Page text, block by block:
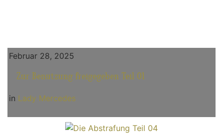
Februar 28, 2025
Zur Benutzung freigegeben Teil 01
in Lady Mercedes